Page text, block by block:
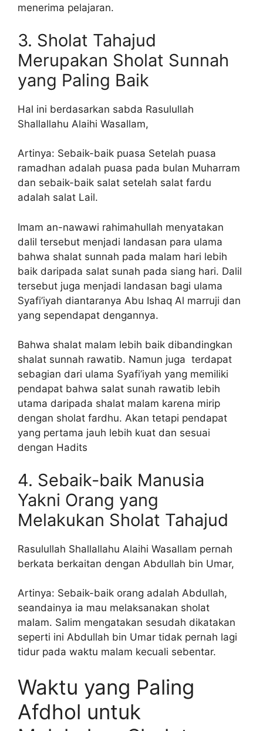
menerima pelajaran.
3. Sholat Tahajud
Merupakan Sholat Sunnah
yang Paling Baik
Hal ini berdasarkan sabda Rasulullah
Shallallahu Alaihi Wasallam,
Artinya: Sebaik-baik puasa Setelah puasa
ramadhan adalah puasa pada bulan Muharram
dan sebaik-baik salat setelah salat fardu
adalah salat Lail.
Imam an-nawawi rahimahullah menyatakan
dalil tersebut menjadi landasan para ulama
bahwa shalat sunnah pada malam hari lebih
baik daripada salat sunah pada siang hari. Dalil
tersebut juga menjadi landasan bagi ulama
Syafi’iyah diantaranya Abu Ishaq Al marruji dan
yang sependapat dengannya.
Bahwa shalat malam lebih baik dibandingkan
shalat sunnah rawatib. Namun juga terdapat
sebagian dari ulama Syafi’iyah yang memiliki
pendapat bahwa salat sunah rawatib lebih
utama daripada shalat malam karena mirip
dengan sholat fardhu. Akan tetapi pendapat
yang pertama jauh lebih kuat dan sesuai
dengan Hadits
4. Sebaik-baik Manusia
Yakni Orang yang
Melakukan Sholat Tahajud
Rasulullah Shallallahu Alaihi Wasallam pernah
berkata berkaitan dengan Abdullah bin Umar,
Artinya: Sebaik-baik orang adalah Abdullah,
seandainya ia mau melaksanakan sholat
malam. Salim mengatakan sesudah dikatakan
seperti ini Abdullah bin Umar tidak pernah lagi
tidur pada waktu malam kecuali sebentar.
Waktu yang Paling
Afdhol untuk